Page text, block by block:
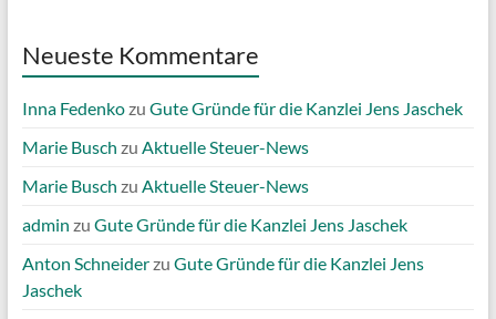
Neueste Kommentare
Inna Fedenkozu Gute Gründe für die Kanzlei Jens Jaschek
Marie Busch zu Aktuelle Steuer-News
Marie Busch zu Aktuelle Steuer-News
admin zu Gute Gründe für die Kanzlei Jens Jaschek
Anton Schneiderzu Gute Gründe für die Kanzlei Jens
Jaschek